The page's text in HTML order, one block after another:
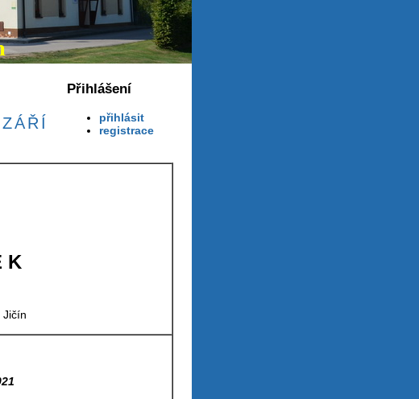
Přihlášení
přihlásit
registrace
K
Jičín